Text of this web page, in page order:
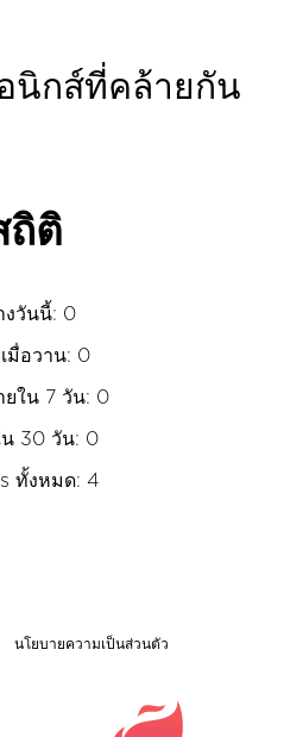
นิกส์ที่คล้ายกัน
ถิติ
งวันนี้: 0
มื่อวาน: 0
ยใน 7 วัน: 0
น 30 วัน: 0
ทั้งหมด: 4
นโยบายความเป็นส่วนตัว